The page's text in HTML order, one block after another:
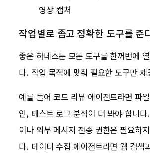
영상 캡처
작업별로 좁고 정확한 도구를 준
좋은 하네스는 모든 도구를 한꺼번에
다. 작업 목적에 맞춰 필요한 도구만 제
예를 들어 코드 리뷰 에이전트라면 파
인, 테스트 로그 분석이 더 봐야 합니
이나 외부 메시지 전송 권한은 필요하
다. 데이터 수집 에이전트라면 웹 검색